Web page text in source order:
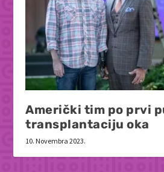
Američki tim po prvi
transplantaciju oka
10. Novembra 2023.